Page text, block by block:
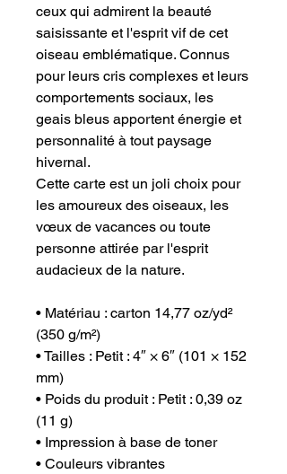
ceux qui admirent la beauté
saisissante et l'esprit vif de cet
oiseau emblématique. Connus
pour leurs cris complexes et leurs
comportements sociaux, les
geais bleus apportent énergie et
personnalité à tout paysage
hivernal.
Cette carte est un joli choix pour
les amoureux des oiseaux, les
vœux de vacances ou toute
personne attirée par l'esprit
audacieux de la nature.
• Matériau : carton 14,77 oz/yd²
(350 g/m²)
• Tailles : Petit : 4″ × 6″ (101 × 152
mm)
• Poids du produit : Petit : 0,39 oz
(11 g)
• Impression à base de toner
• Couleurs vibrantes